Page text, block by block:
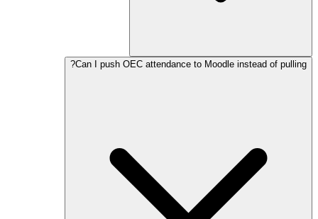
Can I push OEC attendance to Moodle instead